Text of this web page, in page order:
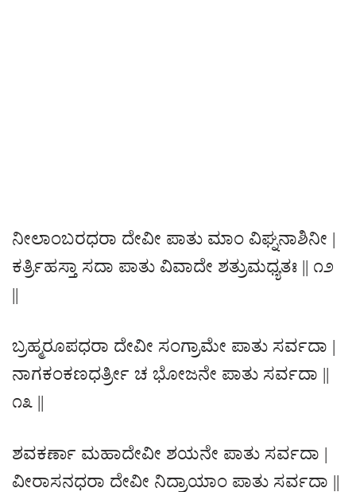
ನೀಲಾಂಬರಧರಾ ದೇವೀ ಪಾತು ಮಾಂ ವಿಘ್ನನಾಶಿನೀ |
ಕರ್ತ್ರಿಹಸ್ತಾ ಸದಾ ಪಾತು ವಿವಾದೇ ಶತ್ರುಮಧ್ಯತಃ || ೧೨
||
ಬ್ರಹ್ಮರೂಪಧರಾ ದೇವೀ ಸಂಗ್ರಾಮೇ ಪಾತು ಸರ್ವದಾ |
ನಾಗಕಂಕಣಧರ್ತ್ರೀ ಚ ಭೋಜನೇ ಪಾತು ಸರ್ವದಾ ||
೧೩ ||
ಶವಕರ್ಣಾ ಮಹಾದೇವೀ ಶಯನೇ ಪಾತು ಸರ್ವದಾ |
ವೀರಾಸನಧರಾ ದೇವೀ ನಿದ್ರಾಯಾಂ ಪಾತು ಸರ್ವದಾ ||